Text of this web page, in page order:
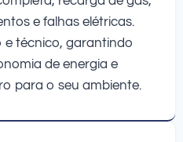
e falhas elétricas.
técnico, garantindo
de energia e
para o seu ambiente.